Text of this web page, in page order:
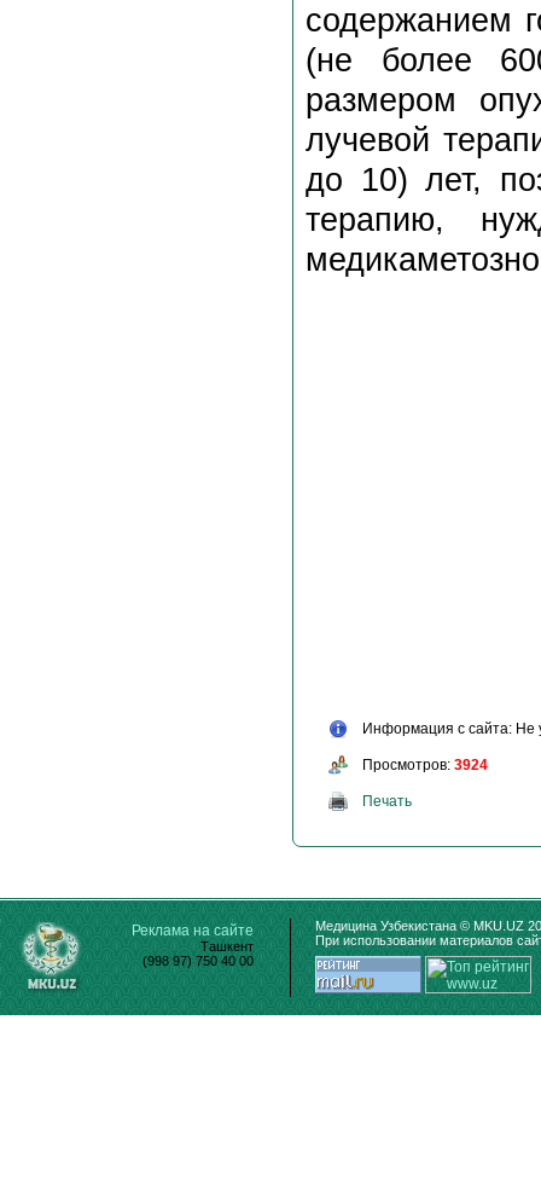
содержанием
(не более
размером
лучевой
до 10) лет,
терапию,
Информация с сайта: Не
Просмотров: 3924
Печать
Реклама на сайте
Ташкент
(998 97) 750 40 00
Медицина Узбекистана © MKU.UZ
При использовании материалов